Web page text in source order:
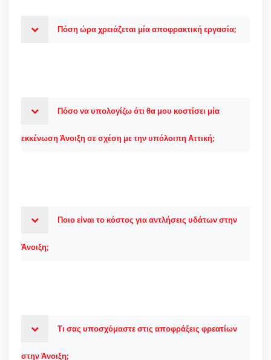
Πόση ώρα χρειάζεται μία αποφρακτική εργασία;
Πόσο να υπολογίζω ότι θα μου κοστίσει μία
εκκένωση Άνοιξη σε σχέση με την υπόλοιπη Αττική;
Ποιο είναι το κόστος για αντλήσεις υδάτων στην
Άνοιξη;
Τι σας υποσχόμαστε στις αποφράξεις φρεατίων
στην Άνοιξη;